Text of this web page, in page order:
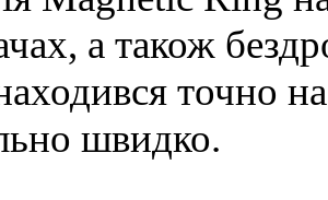
а також
точно
швидко.